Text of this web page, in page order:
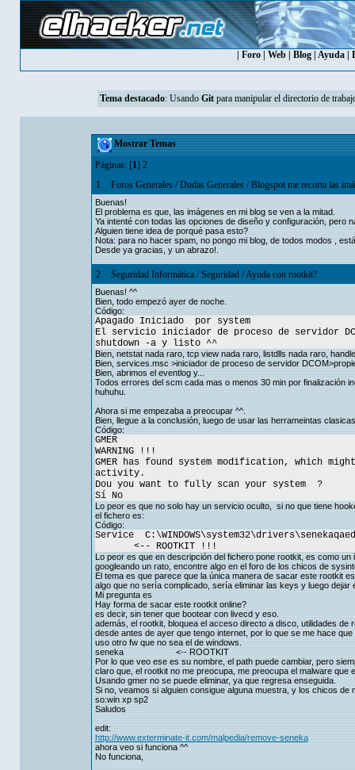
Foro| Web| Blog| Ayuda|
Tema destacado: Usando Git para manipular el directorio de
Mostrar Temas
Páginas: [1] 2
1
Foros Generales/Dudas Generales/Blogspot me recorta las
Buenas!
El problema es que, las imágenes en mi blog se ven a la mitad.
Ya intenté con todas las opciones de diseño y configuración, pero
Alguien tiene idea de porqué pasa esto?
Nota: para no hacer spam, no pongo mi blog, de todos modos ,
Desde ya gracias, y un abrazo!.
2 Seguridad Informática/Seguridad/Ayuda con rootkit?
Buenas! ^^
Bien, todo empezó ayer de noche.
Código:
Apagado Iniciado por system
El servicio iniciador de proceso de servidor
shutdown -a y listo ^^
Bien, netstat nada raro, tcp view nada raro, listdlls nada raro,
Bien, services.msc >iniciador de proceso de servidor
Bien, abrimos el eventlog y...
Todos errores del scm cada mas o menos 30 min por finalización
huhuhu.
Ahora si me empezaba a preocupar ^^.
Bien, llegue a la conclusión, luego de usar las herrameintas
Código:
GMER
WARNING !!!
GMER has found system modification, which might
activity.
Dou you want to fully scan your system ?
Sí No
Lo peor es que no solo hay un servicio oculto, si no que tiene
el fichero es:
Código:
Service
<-- ROOTKIT !!!
Lo peor es que en descripción del fichero pone rootkit, es como un
googleando un rato, encontre algo en el foro de los chicos de
El tema es que parece que la única manera de sacar este rootkit
algo que no sería complicado, sería eliminar las keys y luego dejar
Mi pregunta es
Hay forma de sacar este rootkit online?
es decir, sin tener que bootear con livecd y eso.
además, el rootkit, bloquea el acceso directo a disco, utilidades de
desde antes de ayer que tengo internet, por lo que se me hace
uso otro fw que no sea el de windows.
seneka <-- ROOTKIT
Por lo que veo ese es su nombre, el path puede cambiar, pero
claro que, el rootkit no me preocupa, me preocupa el malware que
Usando gmer no se puede eliminar, ya que regresa enseguida.
Si no, veamos si alguien consigue alguna muestra, y los chicos
so:win xp sp2
Saludos
edit:
http://www.exterminate-it.com/malpedia/remove-seneka
ahora veo si funciona ^^
No funciona,